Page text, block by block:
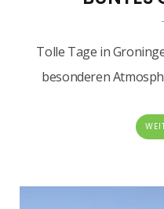
Tolle Tage in
besonderen